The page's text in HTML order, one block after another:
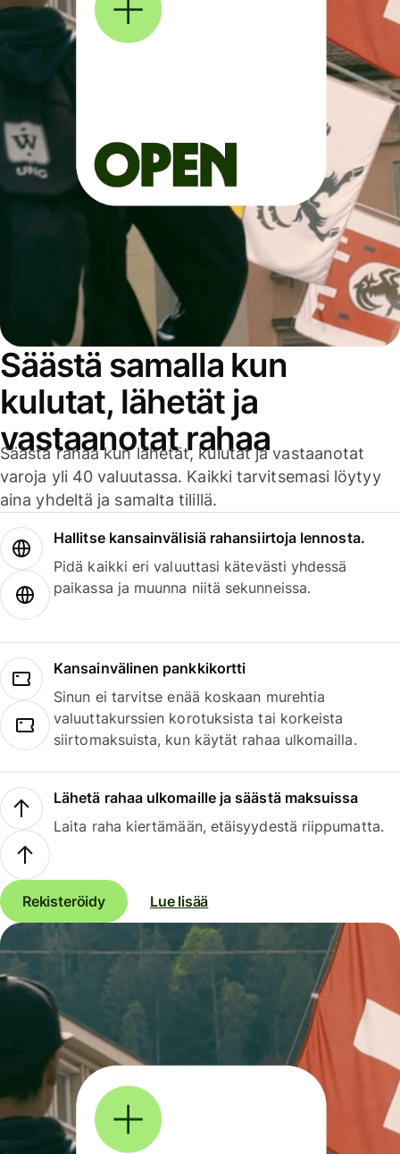
Säästä samalla kun
kulutat, lähetät ja
vastaanotat rahaa
Säästä rahaa kun lähetät, kulutat ja vastaanotat
varoja yli 40 valuutassa. Kaikki tarvitsemasi löytyy
aina yhdeltä ja samalta tilillä.
Hallitse kansainvälisiä rahansiirtoja lennosta.
Pidä kaikki eri valuuttasi kätevästi yhdessä
paikassa ja muunna niitä sekunneissa.
Kansainvälinen pankkikortti
Sinun ei tarvitse enää koskaan murehtia
valuuttakurssien korotuksista tai korkeista
siirtomaksuista, kun käytät rahaa ulkomailla.
Lähetä rahaa ulkomaille ja säästä maksuissa
Laita raha kiertämään, etäisyydestä riippumatta.
Rekisteröidy Lue lisää